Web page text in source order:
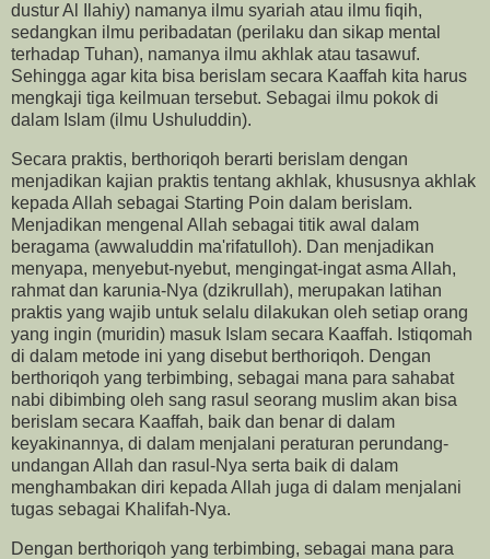
dustur Al Ilahiy) namanya ilmu syariah atau ilmu fiqih,
sedangkan ilmu peribadatan (perilaku dan sikap mental
terhadap Tuhan), namanya ilmu akhlak atau tasawuf.
Sehingga agar kita bisa berislam secara Kaaffah kita harus
mengkaji tiga keilmuan tersebut. Sebagai ilmu pokok di
dalam Islam (ilmu Ushuluddin).
Secara praktis, berthoriqoh berarti berislam dengan
menjadikan kajian praktis tentang akhlak, khususnya akhlak
kepada Allah sebagai Starting Poin dalam berislam.
Menjadikan mengenal Allah sebagai titik awal dalam
beragama (awwaluddin ma'rifatulloh). Dan menjadikan
menyapa, menyebut-nyebut, mengingat-ingat asma Allah,
rahmat dan karunia-Nya (dzikrullah), merupakan latihan
praktis yang wajib untuk selalu dilakukan oleh setiap orang
yang ingin (muridin) masuk Islam secara Kaaffah. Istiqomah
di dalam metode ini yang disebut berthoriqoh. Dengan
berthoriqoh yang terbimbing, sebagai mana para sahabat
nabi dibimbing oleh sang rasul seorang muslim akan bisa
berislam secara Kaaffah, baik dan benar di dalam
keyakinannya, di dalam menjalani peraturan perundang-
undangan Allah dan rasul-Nya serta baik di dalam
menghambakan diri kepada Allah juga di dalam menjalani
tugas sebagai Khalifah-Nya.
Dengan berthoriqoh yang terbimbing, sebagai mana para